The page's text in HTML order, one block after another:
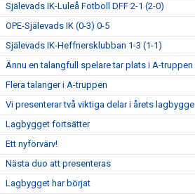
Själevads IK-Luleå Fotboll DFF 2-1 (2-0)
OPE-Själevads IK (0-3) 0-5
Själevads IK-Heffnersklubban 1-3 (1-1)
Ännu en talangfull spelare tar plats i A-truppen
Flera talanger i A-truppen
Vi presenterar två viktiga delar i årets lagbygge
Lagbygget fortsätter
Ett nyförvärv!
Nästa duo att presenteras
Lagbygget har börjat